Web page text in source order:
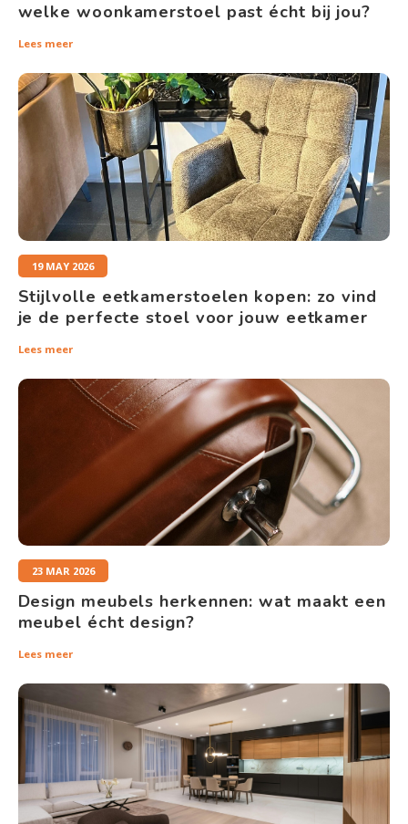
welke woonkamerstoel past écht bij jou?
Lees meer
19 MAY 2026
Stijlvolle eetkamerstoelen kopen: zo vind
je de perfecte stoel voor jouw eetkamer
Lees meer
23 MAR 2026
Design meubels herkennen: wat maakt een
meubel écht design?
Lees meer